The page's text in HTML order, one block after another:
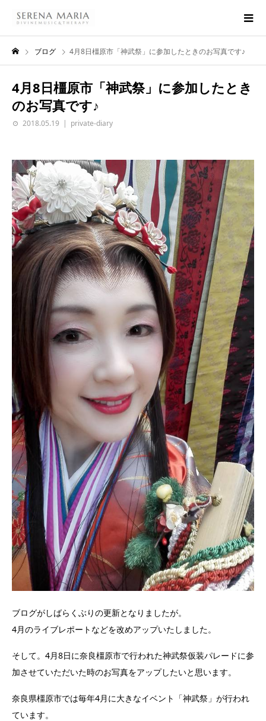
ブログ 4月8日橿原市「神武祭」に参加したときのお写真です♪
4月8日橿原市「神武祭」に参加したとき
のお写真です♪
2018.05.19 private-diary
ブログがしばらくぶりの更新となりましたが。
4月のライブレポートなどを改めアップいたしました。
そして。4月8日に奈良橿原市で行われた神武祭仮装パレードに参
加させていただいた時のお写真をアップしたいと思います。
奈良県橿原市では毎年4月に大きなイベント「神武祭」が行われ
ています。